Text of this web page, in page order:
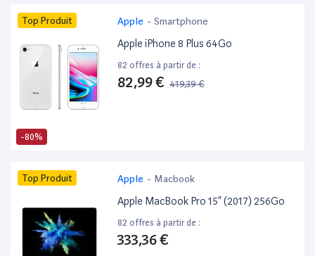
-80%
Top Produit Apple - Smartphone
Apple iPhone 8 Plus 64Go
82 offres à partir de :
82,99 € 419,39 €
Top Produit Apple - Macbook
Apple MacBook Pro 15” (2017) 256Go
82 offres à partir de :
333,36 €